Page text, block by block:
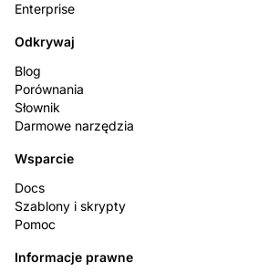
Enterprise
Odkrywaj
Blog
Porównania
Słownik
Darmowe narzędzia
Wsparcie
Docs
Szablony i skrypty
Pomoc
Informacje prawne